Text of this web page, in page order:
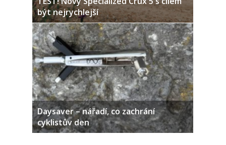
být nejrychlejší
Daysaver – nářadí, co zachrání
cyklistův den